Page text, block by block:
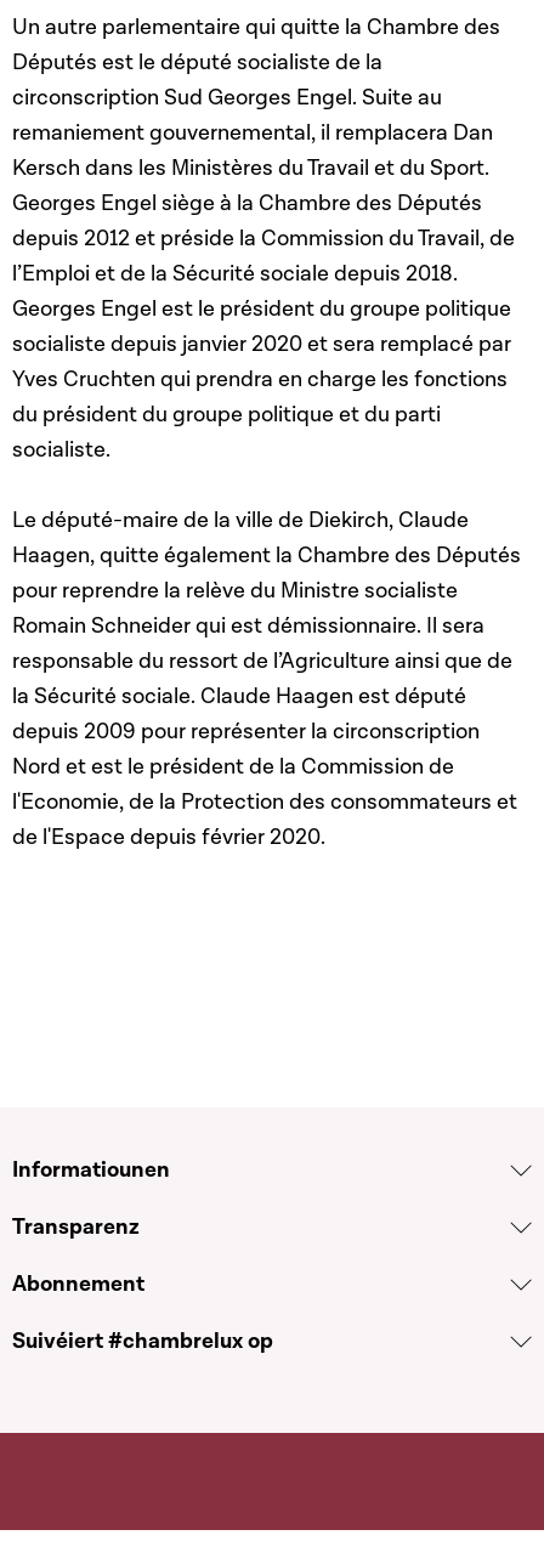
Un autre parlementaire qui quitte la Chambre des
Députés est le député socialiste de la
circonscription Sud Georges Engel. Suite au
remaniement gouvernemental, il remplacera Dan
Kersch dans les Ministères du Travail et du Sport.
Georges Engel siège à la Chambre des Députés
depuis 2012 et préside la Commission du Travail, de
l’Emploi et de la Sécurité sociale depuis 2018.
Georges Engel est le président du groupe politique
socialiste depuis janvier 2020 et sera remplacé par
Yves Cruchten qui prendra en charge les fonctions
du président du groupe politique et du parti
socialiste.
Le député-maire de la ville de Diekirch, Claude
Haagen, quitte également la Chambre des Députés
pour reprendre la relève du Ministre socialiste
Romain Schneider qui est démissionnaire. Il sera
responsable du ressort de l’Agriculture ainsi que de
la Sécurité sociale. Claude Haagen est député
depuis 2009 pour représenter la circonscription
Nord et est le président de la Commission de
l'Economie, de la Protection des consommateurs et
de l'Espace depuis février 2020.
Informatiounen
Transparenz
Abonnement
Suivéiert #chambrelux op